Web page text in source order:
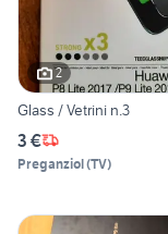
2
Glass / Vetrini n.3
3 €
Preganziol(TV)